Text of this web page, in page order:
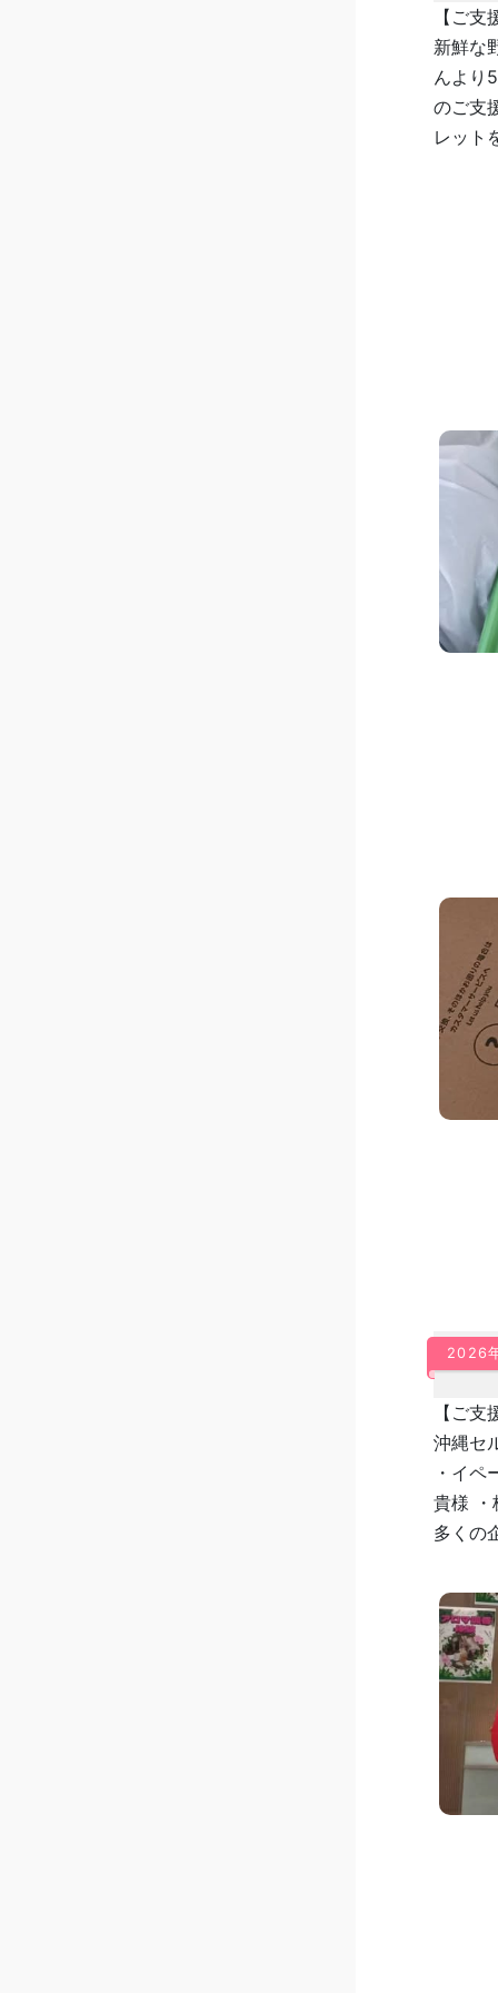
【ご
新鮮な
んより
のご支
レット
2026
【ご
沖縄セ
・イ
貴様 ・
多くの